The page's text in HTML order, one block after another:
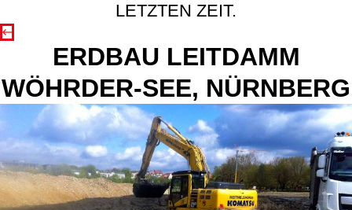
LETZTEN ZEIT.
ERDBAU LEITDAMM
WÖHRDER-SEE, NÜRNBERG